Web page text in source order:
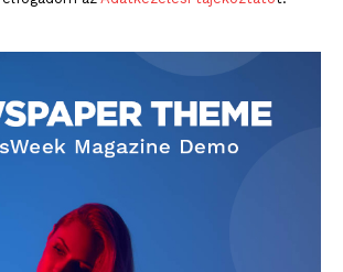
blogSZOLNOK